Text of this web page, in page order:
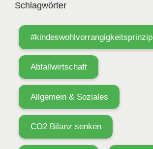
Schlagwörter
#kindeswohlvorrangigkeitsprinzip
Abfallwirtschaft
Allgemein & Soziales
CO2 Bilanz senken